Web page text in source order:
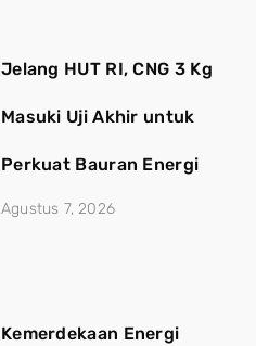
Jelang HUT RI, CNG 3 Kg
Masuki Uji Akhir untuk
Perkuat Bauran Energi
Agustus 7, 2026
Kemerdekaan Energi